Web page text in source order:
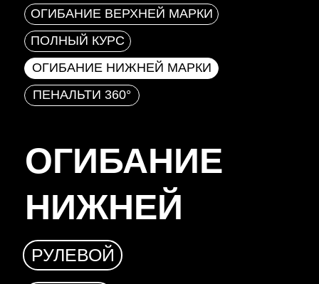
ОГИБАНИЕ
НИЖНЕЙ
МАРКИ
ОГИБАНИЕ НИЖНЕЙ МАРКИ
ПЕНАЛЬТИ 360°
ОГИБАНИЕ ВЕРХНЕЙ МАРКИ
ПОЛНЫЙ КУРС
РУЛЕВОЙ